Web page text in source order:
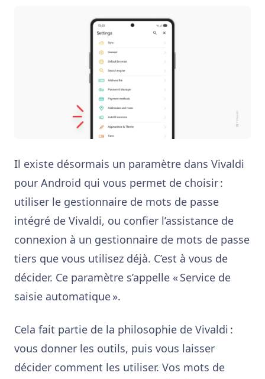
Il existe désormais un paramètre dans Vivaldi
pour Android qui vous permet de choisir :
utiliser le gestionnaire de mots de passe
intégré de Vivaldi, ou confier l’assistance de
connexion à un gestionnaire de mots de passe
tiers que vous utilisez déjà. C’est à vous de
décider. Ce paramètre s’appelle « Service de
saisie automatique ».
Cela fait partie de la philosophie de Vivaldi :
vous donner les outils, puis vous laisser
décider comment les utiliser. Vos mots de